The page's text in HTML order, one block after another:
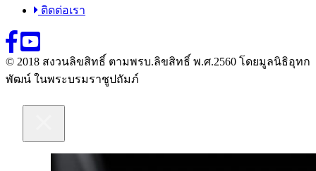
ติดต่อเรา
© 2018 สงวนลิขสิทธิ์ ตามพรบ.ลิขสิทธิ์ พ.ศ.2560 โดยมูลนิธิอุทก
พัฒน์ ในพระบรมราชูปถัมภ์